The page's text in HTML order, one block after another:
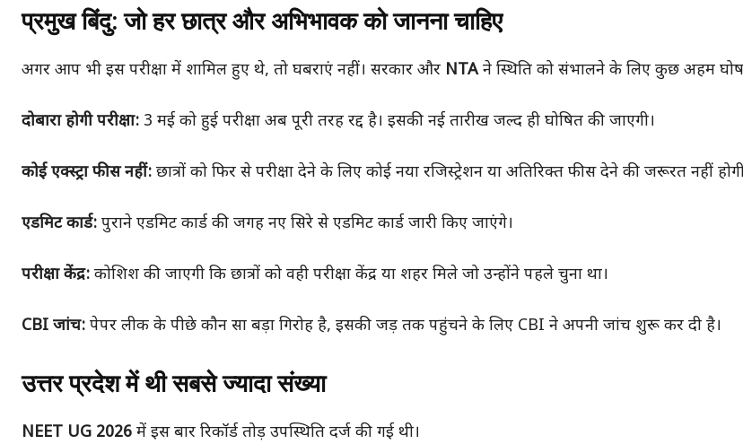
प्रमुख बिंदु: जो हर छात्र और अभिभावक को जानना चाहिए
अगर आप भी इस परीक्षा में शामिल हुए थे, तो घबराएं नहीं। सरकार और NTAने स्थिति को संभालने के लिए कुछ अहम
दोबारा होगी परीक्षा: 3 मई को हुई परीक्षा अब पूरी तरह रद्द है। इसकी नई तारीख जल्द ही घोषित की जाएगी।
कोई एक्स्ट्रा फीस नहीं: छात्रों को फिर से परीक्षा देने के लिए कोई नया रजिस्ट्रेशन या अतिरिक्त फीस देने की जरूरत नहीं
एडमिट कार्ड: पुराने एडमिट कार्ड की जगह नए सिरे से एडमिट कार्ड जारी किए जाएंगे।
परीक्षा केंद्र: कोशिश की जाएगी कि छात्रों को वही परीक्षा केंद्र या शहर मिले जो उन्होंने पहले चुना था।
CBI जांच: पेपर लीक के पीछे कौन सा बड़ा गिरोह है, इसकी जड़ तक पहुंचने के लिए CBI ने अपनी जांच शुरू कर दी है।
उत्तर प्रदेश में थी सबसे ज्यादा संख्या
NEET UG 2026 में इस बार रिकॉर्ड तोड़ उपस्थिति दर्ज की गई थी।